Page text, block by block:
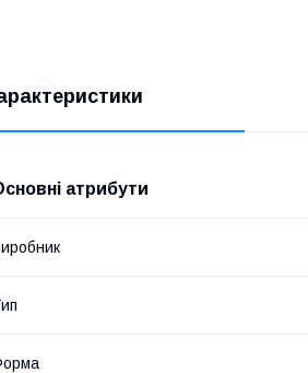
атрибути